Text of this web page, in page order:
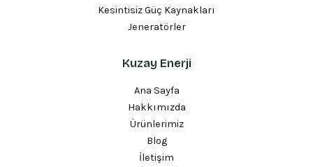
Kesintisiz Güç Kaynakları
Jeneratörler
Kuzay Enerji
Ana Sayfa
Hakkımızda
Ürünlerimiz
Blog
İletişim